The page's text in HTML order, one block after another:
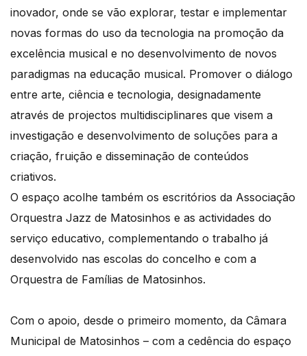
inovador, onde se vão explorar, testar e implementar
novas formas do uso da tecnologia na promoção da
excelência musical e no desenvolvimento de novos
paradigmas na educação musical. Promover o diálogo
entre arte, ciência e tecnologia, designadamente
através de projectos multidisciplinares que visem a
investigação e desenvolvimento de soluções para a
criação, fruição e disseminação de conteúdos
criativos.
O espaço acolhe também os escritórios da Associação
Orquestra Jazz de Matosinhos e as actividades do
serviço educativo, complementando o trabalho já
desenvolvido nas escolas do concelho e com a
Orquestra de Famílias de Matosinhos.
Com o apoio, desde o primeiro momento, da Câmara
Municipal de Matosinhos – com a cedência do espaço